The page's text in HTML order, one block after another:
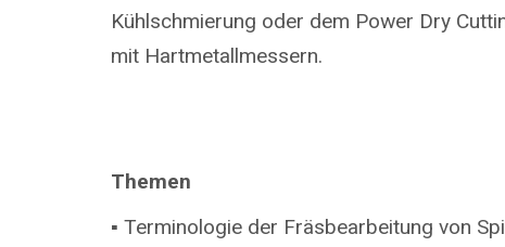
Kühlschmierung oder dem Power Dry
mit Hartmetallmessern.
Themen
▪ Terminologie der Fräsbearbeitung von